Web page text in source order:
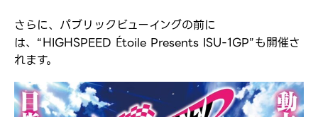
さらに、パブリックビューイングの前に
は、“HIGHSPEED Étoile Presents ISU-1GP”も開催さ
れます。